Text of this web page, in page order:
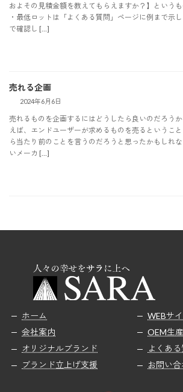
およその見積金額を教えてもらえますか？】というも
・最低ロットは「よくある質問」ページに例まで示
で確認し […]
売れる企画
2024年6月6日
売れるものを企画するにはどうしたら良いのだろう
えば、エンドユーザーが求めるものを売るというこ
ら当たり前のことを言うのだろうと思ったかもしれ
いメーカ […]
ホーム
会社案内
オリジナルブランド
ブランド立上げ支援
WEBサ
OEM生産
よくあ
お問い